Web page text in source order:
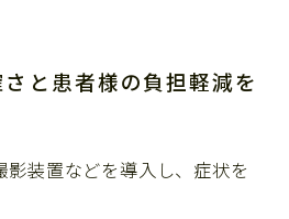
と患者様の負担軽減を
影装置などを導入し、症状を